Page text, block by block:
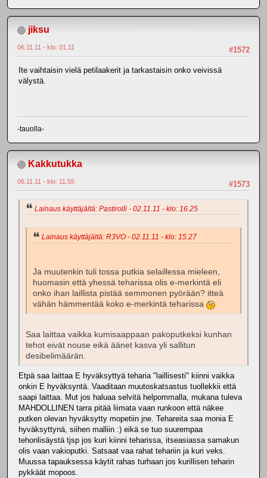
jiksu
#1572
06.11.11 - klo: 01.11
Ite vaihtaisin vielä petilaakerit ja tarkastaisin onko veivissä
välystä.
-tauolla-
Kakkutukka
#1573
06.11.11 - klo: 11.55
Lainaus käyttäjältä: Pastirolli - 02.11.11 - klo: 16.25
Lainaus käyttäjältä: R3VO - 02.11.11 - klo: 15.27
Ja muutenkin tuli tossa putkia selaillessa mieleen,
huomasin että yhessä teharissa olis e-merkintä eli
onko ihan laillista pistää semmonen pyörään? itteä
vähän hämmentää koko e-merkintä teharissa
Saa laittaa vaikka kumisaappaan pakoputkeksi kunhan
tehot eivät nouse eikä äänet kasva yli sallitun
desibelimäärän.
Etpä saa laittaa E hyväksyttyä teharia "laillisesti" kiinni vaikka
onkin E hyväksyntä. Vaaditaan muutoskatsastus tuollekkii että
saapi laittaa. Mut jos haluaa selvitä helpommalla, mukana tuleva
MAHDOLLINEN tarra pitää liimata vaan runkoon että näkee
putken olevan hyväksytty mopetiin jne. Tehareita saa monia E
hyväksyttynä, siihen malliin :) eikä se tuo suurempaa
tehonlisäystä tjsp jos kuri kiinni teharissa, itseasiassa samakun
olis vaan vakioputki. Satsaat vaa rahat tehariin ja kuri veks.
Muussa tapauksessa käytit rahas turhaan jos kurillisen teharin
pykkäät mopoos.